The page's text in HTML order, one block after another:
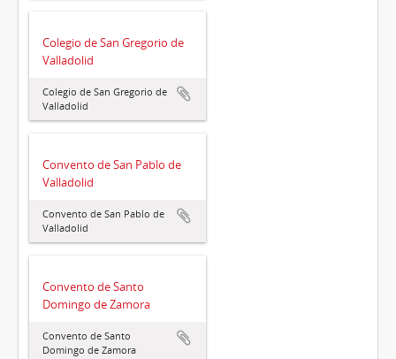
Colegio de San Gregorio de
Valladolid
Colegio de San Gregorio de
Valladolid
Convento de San Pablo de
Valladolid
Convento de San Pablo de
Valladolid
Convento de Santo
Domingo de Zamora
Convento de Santo
Domingo de Zamora